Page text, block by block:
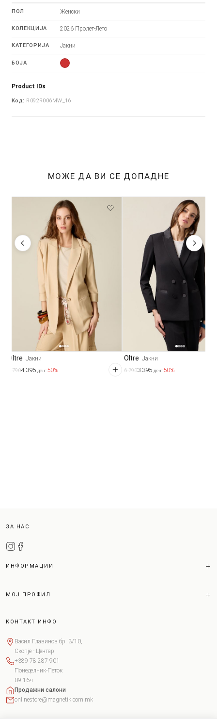
ПОЛ Женски
КОЛЕКЦИЈА 2026 Пролет-Лето
КАТЕГОРИЈА Јакни
БОЈА
Product IDs
Код: R092R006MW_16
МОЖЕ ДА ВИ СЕ ДОПАДНЕ
Oltre Јакни
8.7904.395 ден-50%
Oltre Јакни
6.7903.395 ден-50%
ЗА НАС
ИНФОРМАЦИИ
МОЈ ПРОФИЛ
КОНТАКТ ИНФО
Васил Главинов бр. 3/10,
Скопје - Центар
+389 78 287 901
Понеделник-Петок
09-16ч
Продажни салони
onlinestore@magnetik.com.mk